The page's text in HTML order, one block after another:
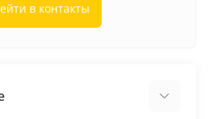
в контакты